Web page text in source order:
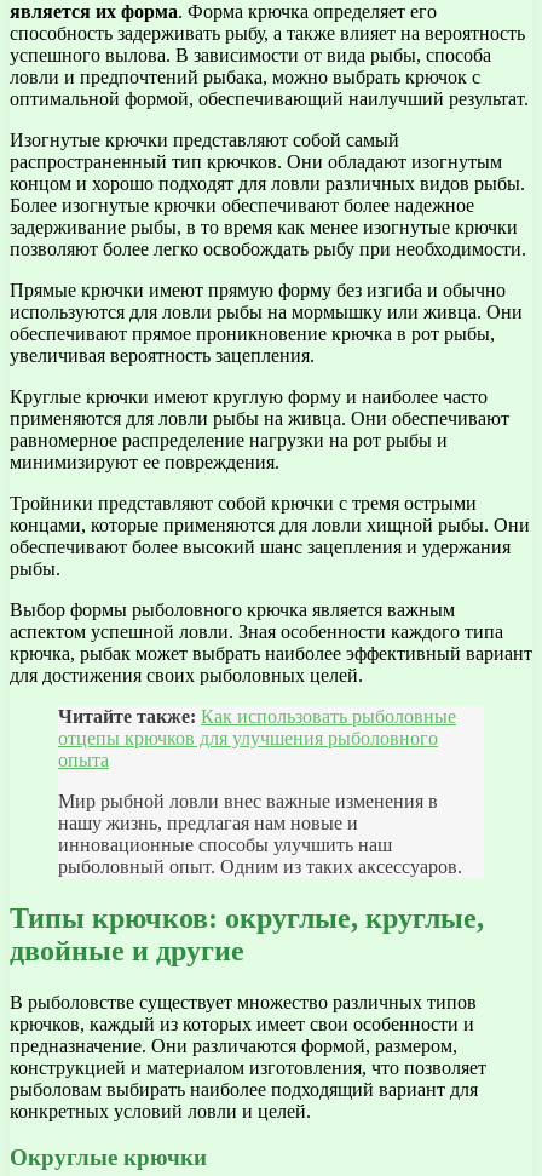
является их форма. Форма крючка определяет его
способность задерживать рыбу, а также влияет на вероятность
успешного вылова. В зависимости от вида рыбы, способа
ловли и предпочтений рыбака, можно выбрать крючок с
оптимальной формой, обеспечивающий наилучший результат.
Изогнутые крючки представляют собой самый
распространенный тип крючков. Они обладают изогнутым
концом и хорошо подходят для ловли различных видов рыбы.
Более изогнутые крючки обеспечивают более надежное
задерживание рыбы, в то время как менее изогнутые крючки
позволяют более легко освобождать рыбу при необходимости.
Прямые крючки имеют прямую форму без изгиба и обычно
используются для ловли рыбы на мормышку или живца. Они
обеспечивают прямое проникновение крючка в рот рыбы,
увеличивая вероятность зацепления.
Круглые крючки имеют круглую форму и наиболее часто
применяются для ловли рыбы на живца. Они обеспечивают
равномерное распределение нагрузки на рот рыбы и
минимизируют ее повреждения.
Тройники представляют собой крючки с тремя острыми
концами, которые применяются для ловли хищной рыбы. Они
обеспечивают более высокий шанс зацепления и удержания
рыбы.
Выбор формы рыболовного крючка является важным
аспектом успешной ловли. Зная особенности каждого типа
крючка, рыбак может выбрать наиболее эффективный вариант
для достижения своих рыболовных целей.
Читайте также: Как использовать рыболовные
отцепы крючков для улучшения рыболовного
опыта
Мир рыбной ловли внес важные изменения в
нашу жизнь, предлагая нам новые и
инновационные способы улучшить наш
рыболовный опыт. Одним из таких аксессуаров.
Типы крючков: округлые, круглые,
двойные и другие
В рыболовстве существует множество различных типов
крючков, каждый из которых имеет свои особенности и
предназначение. Они различаются формой, размером,
конструкцией и материалом изготовления, что позволяет
рыболовам выбирать наиболее подходящий вариант для
конкретных условий ловли и целей.
Округлые крючки